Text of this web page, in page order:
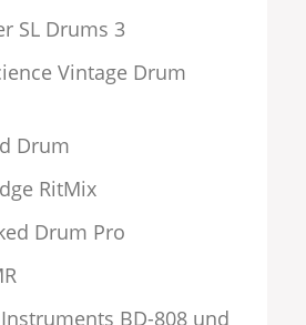
SL Drums 3
Vintage Drum
Drum
RitMix
Drum Pro
BD-808 und